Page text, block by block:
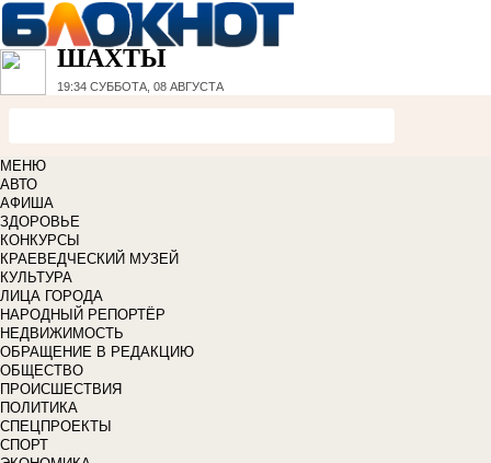
ШАХТЫ
19:34 СУББОТА, 08 АВГУСТА
МЕНЮ
АВТО
АФИША
ЗДОРОВЬЕ
КОНКУРСЫ
КРАЕВЕДЧЕСКИЙ МУЗЕЙ
КУЛЬТУРА
ЛИЦА ГОРОДА
НАРОДНЫЙ РЕПОРТЁР
НЕДВИЖИМОСТЬ
ОБРАЩЕНИЕ В РЕДАКЦИЮ
ОБЩЕСТВО
ПРОИСШЕСТВИЯ
ПОЛИТИКА
СПЕЦПРОЕКТЫ
СПОРТ